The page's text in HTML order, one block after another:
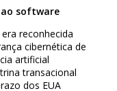
software
reconhecida
cibernética de
artificial
transacional
dos EUA